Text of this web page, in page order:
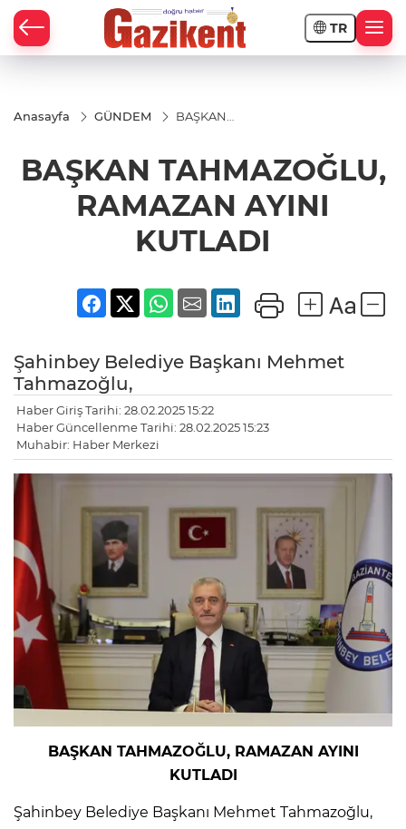
TR
Anasayfa GÜNDEM
BAŞKAN
AYINI KUTLADI
BAŞKAN TAHMAZOĞLU,
RAMAZAN AYINI
KUTLADI
Şahinbey Belediye Başkanı Mehmet
Tahmazoğlu,
Haber Giriş Tarihi: 28.02.2025 15:22
Haber Güncellenme Tarihi: 28.02.2025 15:23
Muhabir: Haber Merkezi
BAŞKAN TAHMAZOĞLU, RAMAZAN AYINI
KUTLADI
Şahinbey Belediye Başkanı Mehmet Tahmazoğlu,